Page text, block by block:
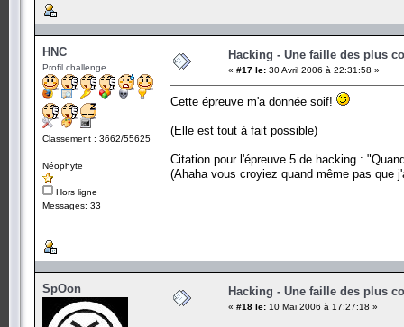
HNC
Profil challenge
Classement : 3662/55625
Néophyte
Hors ligne
Messages: 33
Hacking - Une faille des plus
« #17 le: 30 Avril 2006 à 22:31:58 »
Cette épreuve m'a donnée soif!
(Elle est tout à fait possible)
Citation pour l'épreuve 5 de hacking :
(Ahaha vous croyiez quand même pas que
SpOon Hacking - Une faille des plus
« #18 le: 10 Mai 2006 à 17:27:18 »